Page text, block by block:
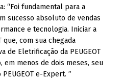
“Foi fundamental para a
sucesso absoluto de vendas
e tecnologia. Iniciar a
que, com sua chegada
de Eletrificação da PEUGEOT
em menos de dois meses, seu
e-Expert. ”